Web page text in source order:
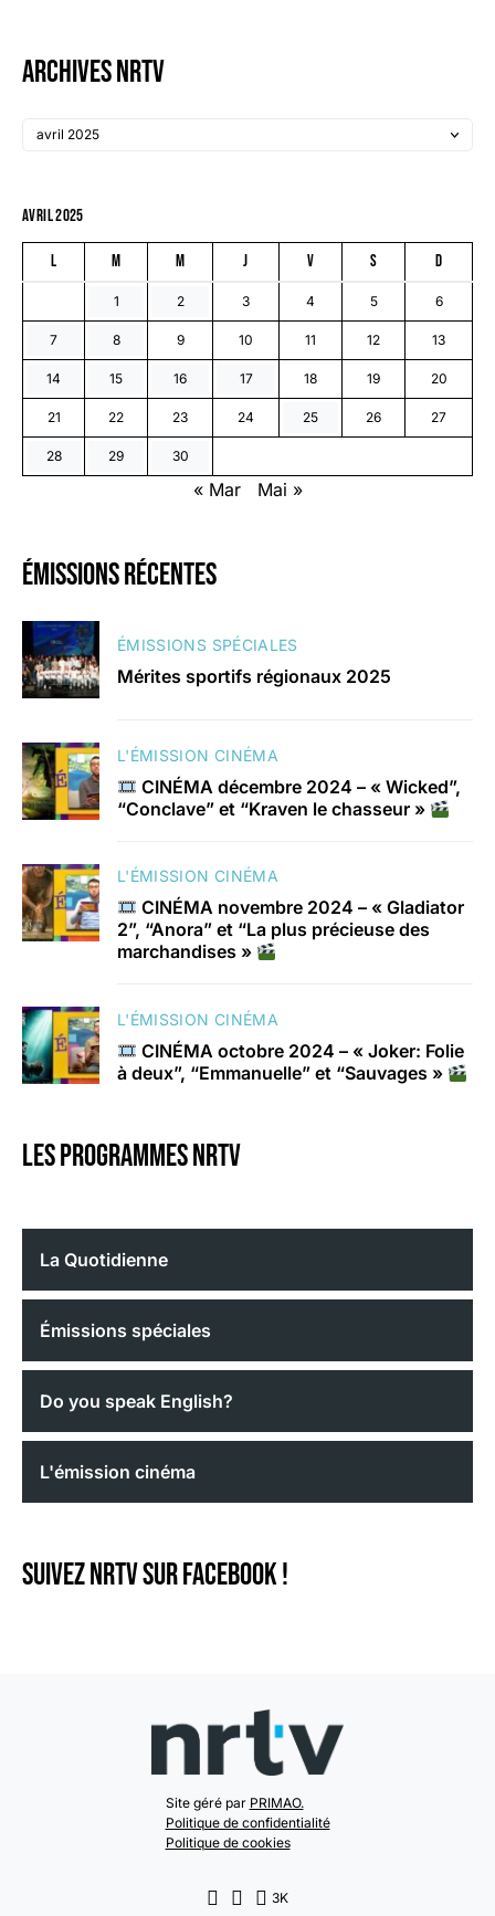
Archives NRTV
avril 2025
L M M J V S D
1 2 3 4 5 6
7 8 9 10 11 12 13
14 15 16 17 18 19 20
21 22 23 24 25 26 27
28 29 30
« Mar Mai »
émissions récentes
ÉMISSIONS SPÉCIALES
Mérites sportifs régionaux 2025
L'ÉMISSION CINÉMA
CINÉMA décembre 2024 – « Wicked”,
“Conclave” et “Kraven le chasseur »
L'ÉMISSION CINÉMA
CINÉMA novembre 2024 – « Gladiator
2”, “Anora” et “La plus précieuse des
marchandises »
L'ÉMISSION CINÉMA
CINÉMA octobre 2024 – « Joker: Folie
à deux”, “Emmanuelle” et “Sauvages »
Les programmes nrtv
La Quotidienne
Émissions spéciales
Do you speak English?
L'émission cinéma
Suivez NRTV sur Facebook !
Site géré par PRIMAO.
Politique de confidentialité
Politique de cookies
3K